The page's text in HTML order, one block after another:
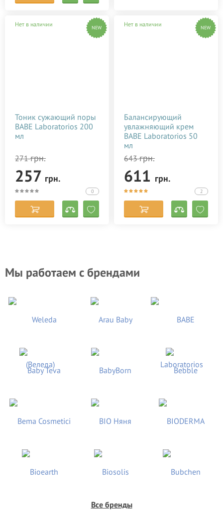
Нет в наличии NEW
Тоник сужающий поры
BABE Laboratorios 200
мл
271грн.
257 грн.
0
Нет в наличии NEW
Балансирующий
увлажняющий крем
BABE Laboratorios 50
мл
643грн.
611 грн.
2
Мы работаем с брендами
Все бренды